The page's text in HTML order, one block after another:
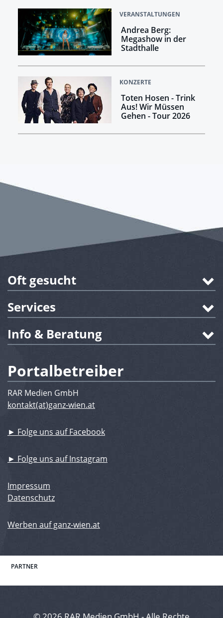
VERANSTALTUNGEN
Andrea Berg:
Megashow in der
Stadthalle
KONZERTE
Toten Hosen - Trink
Aus! Wir Müssen
Gehen - Tour 2026
Oft gesucht
Services
Info & Beratung
Portalbetreiber
RAR Medien GmbH
kontakt(at)ganz-wien.at
► Folge uns auf Facebook
► Folge uns auf Instagram
Impressum
Datenschutz
Werben auf ganz-wien.at
PARTNER